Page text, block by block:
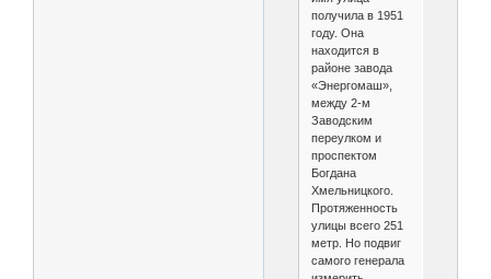
получила в 1951
году. Она
находится в
районе завода
«Энергомаш»,
между 2-м
Заводским
переулком и
проспектом
Богдана
Хмельницкого.
Протяженность
улицы всего 251
метр. Но подвиг
самого генерала